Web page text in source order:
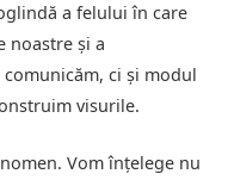
a felului în care
noastre și a
ci și modul
visurile.
Vom înțelege nu